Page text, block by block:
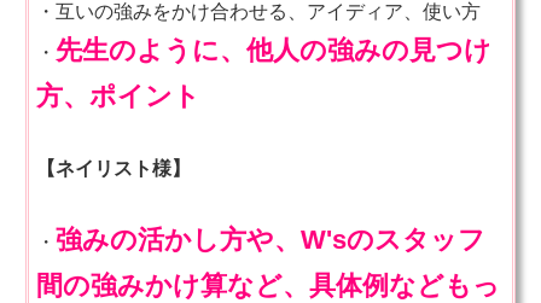
・互いの強みをかけ合わせる、アイディア、使い方
・ 先生のように、他人の強みの見つけ
方、ポイント
【ネイリスト様】
・ 強みの活かし方や、W'sのスタッフ
間の強みかけ算など、具体例などもっ